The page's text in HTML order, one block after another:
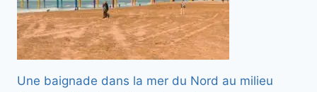
Une baignade dans la mer du Nord au milieu